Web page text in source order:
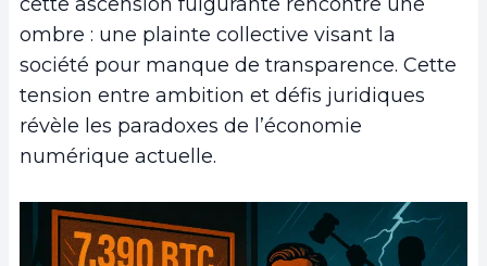
ombre : une plainte collective visant la
société pour manque de transparence. Cette
tension entre ambition et défis juridiques
révèle les paradoxes de l’économie
numérique actuelle.